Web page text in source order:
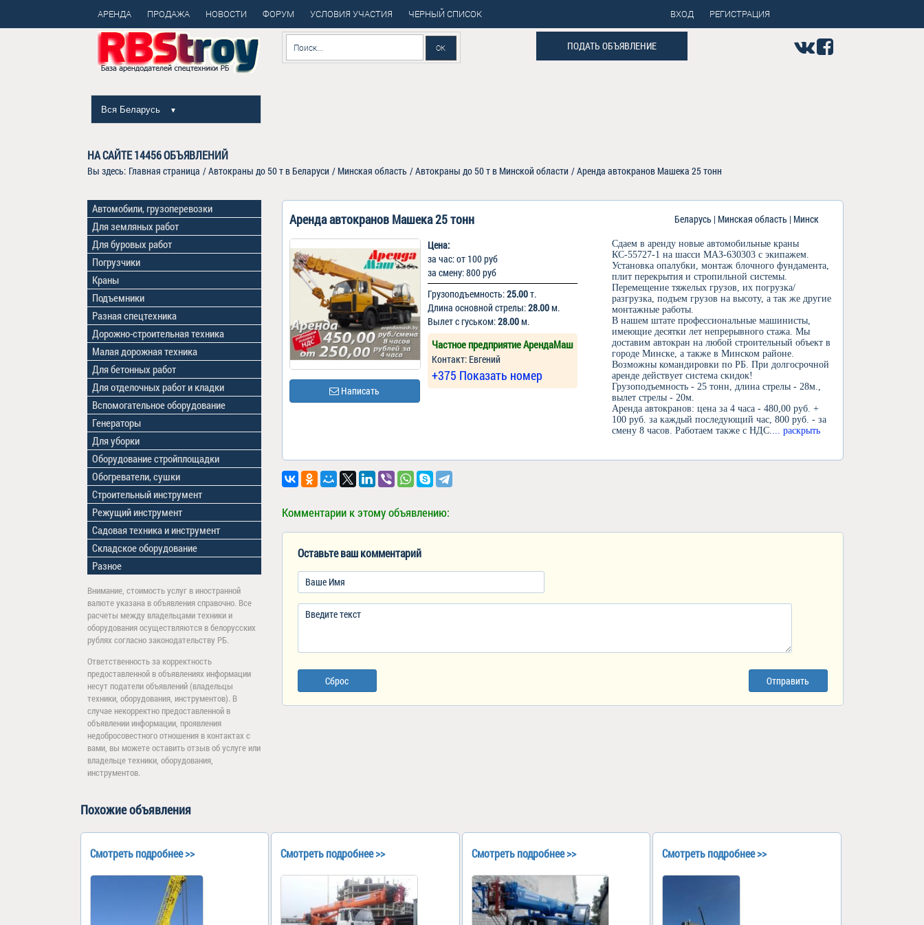
АРЕНДА ПРОДАЖА НОВОСТИ ФОРУМ УСЛОВИЯ УЧАСТИЯ ЧЕРНЫЙ СПИСОК ВХОД РЕГИСТРАЦИЯ
Вся Беларусь ▼
ПОДАТЬ ОБЪЯВЛЕНИЕ
НА САЙТЕ14456ОБЪЯВЛЕНИЙ
Вы здесь: Главная страница /Автокраны до 50 т в Беларуси / Минская область /Автокраны до 50 т в Минской области /Аренда автокранов Машека 25 тонн
Аренда автокранов Машека 25 тонн Беларусь | Минская область | Минск
Написать
Цена:
за час: от 100 руб
за смену: 800 руб
Грузоподъемность:25.00т.
Длина основной стрелы:28.00м.
Вылет с гуськом:28.00м.
Частное предприятие АрендаМаш
Контакт: Евгений
+375 Показать номер
Сдаем в аренду новые автомобильные краны
КС-55727-1 на шасси МАЗ-630303 с экипажем.
Установка опалубки, монтаж блочного фундамента,
плит перекрытия и стропильной системы.
Перемещение тяжелых грузов, их погрузка/
разгрузка, подъем грузов на высоту, а так же другие
монтажные работы.
В нашем штате профессиональные машинисты,
имеющие десятки лет непрерывного стажа. Мы
доставим автокран на любой строительный объект в
городе Минске, а также в Минском районе.
Возможны командировки по РБ. При долгосрочной
аренде действует система скидок!
Грузоподъемность - 25 тонн, длина стрелы - 28м.,
вылет стрелы - 20м.
Аренда автокранов: цена за 4 часа - 480,00 руб. +
100 руб. за каждый последующий час, 800 руб. - за
смену 8 часов. Работаем также с НДС.... раскрыть
Комментарии к этому объявлению:
Оставьте ваш комментарий
Сброс Отправить
Автомобили, грузоперевозки
Для земляных работ
Для буровых работ
Погрузчики
Краны
Подъемники
Разная спецтехника
Дорожно-строительная техника
Малая дорожная техника
Для бетонных работ
Для отделочных работ и кладки
Вспомогательное оборудование
Генераторы
Для уборки
Оборудование стройплощадки
Обогреватели, сушки
Строительный инструмент
Режущий инструмент
Садовая техника и инструмент
Складское оборудование
Разное
Внимание, стоимость услуг в иностранной
валюте указана в объявления справочно. Все
расчеты между владельцами техники и
оборудования осуществляются в белорусских
рублях согласно законодательству РБ.
Ответственность за корректность
предоставленной в объявлениях информации
несут податели объявлений (владельцы
техники, оборудования, инструментов). В
случае некорректно предоставленной в
объявлении информации, проявления
недобросовестного отношения в контактах с
вами, вы можете оставить отзыв об услуге или
владельце техники, оборудования,
инструментов.
Похожие объявления
Смотреть подробнее >> Смотреть подробнее >> Смотреть подробнее >> Смотреть подробнее >>